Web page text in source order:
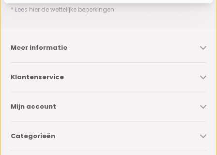
* Lees hier de wettelijke beperkingen
Meer informatie
Klantenservice
Mijn account
Categorieën